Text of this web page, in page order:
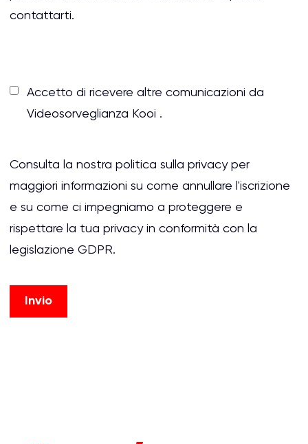
contattarti.
Accetto di ricevere altre comunicazioni da
Videosorveglianza Kooi .
Consulta la nostra politica sulla privacy per
maggiori informazioni su come annullare l'iscrizione
e su come ci impegniamo a proteggere e
rispettare la tua privacy in conformità con la
legislazione GDPR.